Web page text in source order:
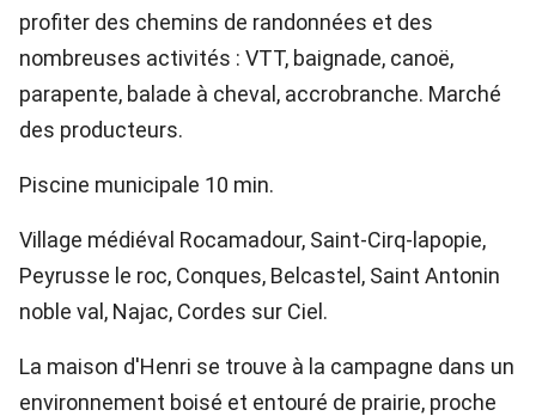
profiter des chemins de randonnées et des
nombreuses activités : VTT, baignade, canoë,
parapente, balade à cheval, accrobranche. Marché
des producteurs.
Piscine municipale 10 min.
Village médiéval Rocamadour, Saint-Cirq-lapopie,
Peyrusse le roc, Conques, Belcastel, Saint Antonin
noble val, Najac, Cordes sur Ciel.
La maison d'Henri se trouve à la campagne dans un
environnement boisé et entouré de prairie, proche